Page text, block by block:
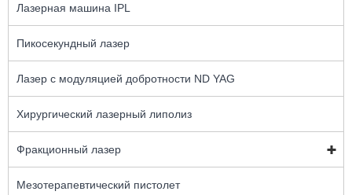
Лазерная машина IPL
Пикосекундный лазер
Лазер с модуляцией добротности ND YAG
Хирургический лазерный липолиз
Фракционный лазер
Мезотерапевтический пистолет